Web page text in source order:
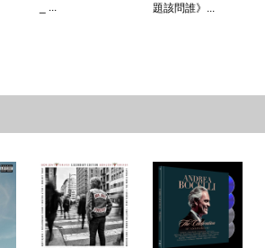
_ ...
題該問誰》...